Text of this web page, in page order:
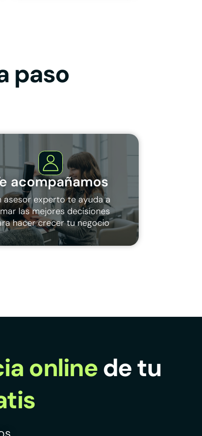
paso
acompañamos
asesor experto te ayuda a
las mejores decisiones
hacer crecer tu negocio
onlinede tu